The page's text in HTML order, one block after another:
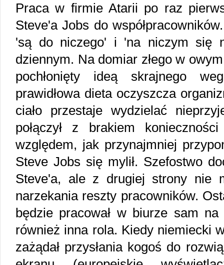
Praca w firmie Atarii po raz
Steve'a Jobs do
'są do niczego' i 'na niczym się
dziennym. Na domiar złego w
pochłonięty ideą skrajnego
prawidłowa dieta oczyszcza
ciało przestaje wydzielać
połączył z brakiem
względem, jak przynajmniej
Steve Jobs się mylił. Szefostwo
Steve'a, ale z drugiej strony nie
narzekania reszty pracowników.
będzie pracował w biurze sam
również inna rola. Kiedy niemiecki
zażądał przysłania kogoś do